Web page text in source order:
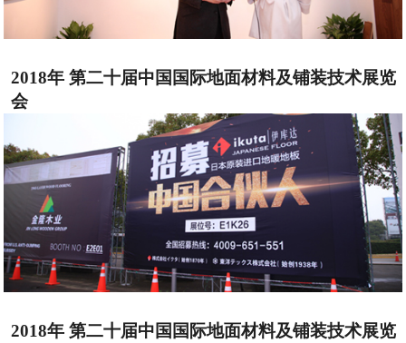
2018年 第二十届中国国际地面材料及铺装技术展览
会
2018年 第二十届中国国际地面材料及铺装技术展览